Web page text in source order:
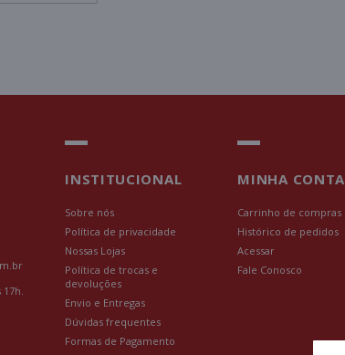
INSTITUCIONAL
Sobre nós
Política de privacidade
Nossas Lojas
Política de trocas e
devoluções
Envio e Entregas
Dúvidas frequentes
Formas de Pagamento
MINHA CONTA
Carrinho de compras
Histórico de pedidos
Acessar
Fale Conosco